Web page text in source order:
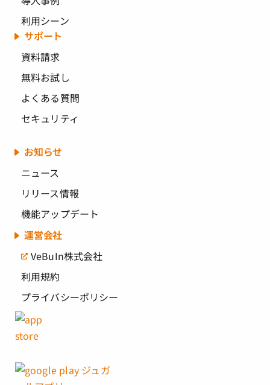
利用シーン
サポート
資料請求
無料お試し
よくある質問
セキュリティ
お知らせ
ニュース
リリース情報
機能アップデート
運営会社
VeBuIn株式会社
利用規約
プライバシーポリシー